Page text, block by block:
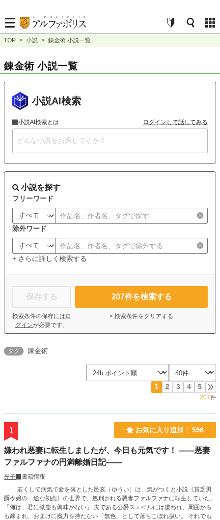
TOP > 小説 > 錬金術 小説一覧
錬金術 小説一覧
小説AI検索
小説AI検索とは ログインして話してみる
小説を探す
フリーワード
除外ワード
+ さらに詳しく検索する
保存する
検索条件の保存には ロ
グインが必要です。
207件を検索する
× 検索条件をクリアする
タグ 錬金術
1 2 3 4 5
207件
1 お気に入り追加 596
嫌われ悪妻に転生しましたが、今日も元気です！ ――悪妻
ファルファナの円満離婚日記――
光子
書籍情報
若くして病気で命を落とした邑亥（ゆうい）は、気がつくと小説《貧乏男
爵令嬢の一途な初恋》の世界で、処刑される悪妻ファルファナに転生していた。
「俺は、君に微塵も興味がない」 夫である公爵スエイルには嫌われ、周囲から
も疎まれ、おまけに魔力を持たない「無色」として落ちこぼれ扱い。 それでも